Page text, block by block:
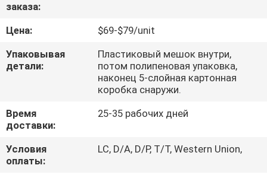
КАЧЕСТВА
СВЯЖИТЕСЬ
МЫ
НОВОСТИ
СПРОСИТЕ
ЦИТАТУ
заказа:
Цена:
$69-$79/unit
Упаковывая
детали:
Пластиковый мешок внутри,
потом полипеновая упаковка,
наконец 5-слойная картонная
коробка снаружи.
Время
доставки:
25-35 рабочих дней
Условия
оплаты:
LC, D/A, D/P, T/T, Western Union,